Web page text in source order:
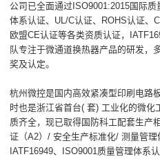
公司已全面通过ISO9001:2015国际
体系认证、UL/C认证、ROHS认证、
欧盟CE认证等各类资质认证，
队专注于微通道换热器产品的研发，
奖及认定。
杭州微控是国内高效紧凑型印刷电路
时也是浙江省首台( 套) 工业化的微
质齐全，现已取得国防科工配套生产
证（A2）/ 安全生产标准化/ 测量管
IATF16949、ISO9001质量管理体系